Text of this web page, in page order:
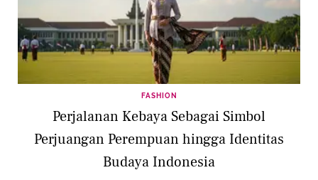
FASHION
Perjalanan Kebaya Sebagai Simbol
Perjuangan Perempuan hingga Identitas
Budaya Indonesia